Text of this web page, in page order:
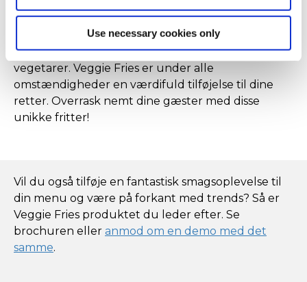
Use necessary cookies only
to et halvt minut. Dette trendy tilbehør appellerer
til unge og gamle, og det er også et kærkomment
supplement til menuen for veganere og
vegetarer. Veggie Fries er under alle
omstændigheder en værdifuld tilføjelse til dine
retter. Overrask nemt dine gæster med disse
unikke fritter!
Vil du også tilføje en fantastisk smagsoplevelse til
din menu og være på forkant med trends? Så er
Veggie Fries produktet du leder efter. Se
brochuren eller anmod om en demo med det
samme.